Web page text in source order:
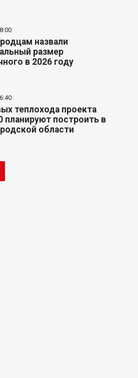
назвали
размер
в 2026 году
теплохода проекта
планируют построить в
области